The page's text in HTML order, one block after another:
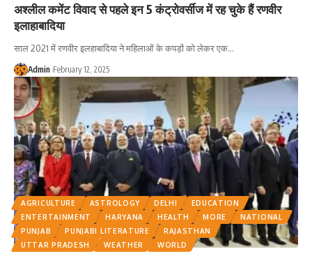
अश्लील कमेंट विवाद से पहले इन 5 कंट्रोवर्सीज में रह चुके हैं रणवीर
इलाहाबादिया
साल 2021 में रणवीर इलहाबादिया ने महिलाओं के कपड़ों को लेकर एक…
Admin February 12, 2025
AGRICULTURE ASTROLOGY DELHI
EDUCATION
ENTERTAINMENT
HARYANA HEALTH MORE
NATIONAL
PUNJAB
PUNJABI LITERATURE
RAJASTHAN
UTTAR PRADESH
WEATHER WORLD